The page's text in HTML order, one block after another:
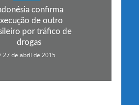
confirma
de outro
por tráfico de
drogas
27 de abril de 2015